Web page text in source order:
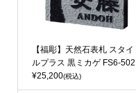
【福彫】天然石表札 スタイ
ルプラス 黒ミカゲ FS6-502
¥25,200(税込)